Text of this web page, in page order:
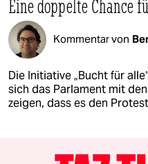
Eine doppelte Chance
Kommentar von
Die Initiative „Bucht für
sich das Parlament mit
zeigen, dass es den